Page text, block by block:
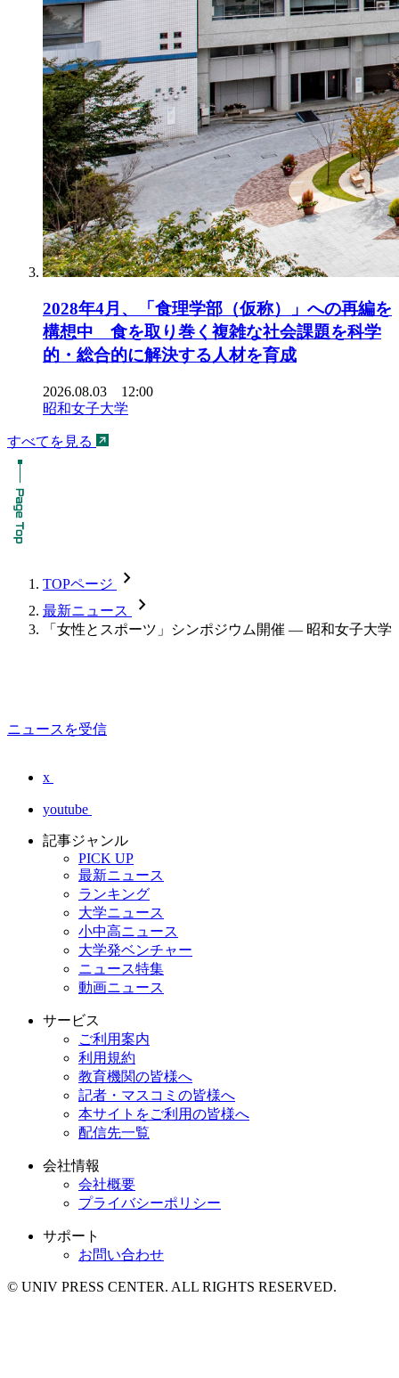
2028年4月、「食理学部（仮称）」への再編を
構想中 食を取り巻く複雑な社会課題を科学
的・総合的に解決する人材を育成
2026.08.03 12:00
昭和女子大学
すべてを見る
TOPページ chevron_forward
最新ニュース chevron_forward
「女性とスポーツ」シンポジウム開催 — 昭和女子大学
ニュースを受信
x
youtube
記事ジャンル
PICK UP
最新ニュース
ランキング
大学ニュース
小中高ニュース
大学発ベンチャー
ニュース特集
動画ニュース
サービス
ご利用案内
利用規約
教育機関の皆様へ
記者・マスコミの皆様へ
本サイトをご利用の皆様へ
配信先一覧
会社情報
会社概要
プライバシーポリシー
サポート
お問い合わせ
© UNIV PRESS CENTER. ALL RIGHTS RESERVED.